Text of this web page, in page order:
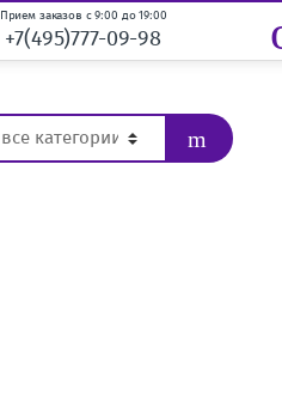
Прием заказов с 9:00 до 19:00
+7(495)777-09-98